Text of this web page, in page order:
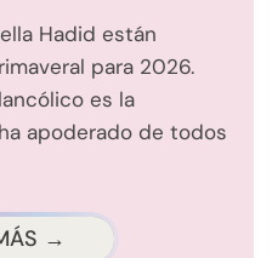
Hadid están
para 2026.
es la
apoderado de todos
→